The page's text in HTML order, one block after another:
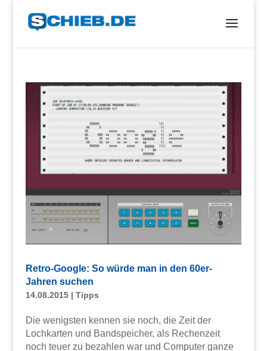
Retro-Google: So würde man in den 60er-
Jahren suchen
14.08.2015| Tipps
Die wenigsten kennen sie noch, die Zeit der
Lochkarten und Bandspeicher, als Rechenzeit
noch teuer zu bezahlen war und Computer ganze